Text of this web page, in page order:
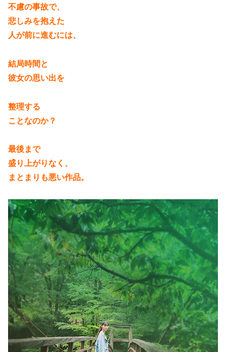
不慮の事故で、
悲しみを抱えた
人が前に進むには、
結局時間と
彼女の思い出を
整理する
ことなのか？
最後まで
盛り上がりなく、
まとまりも悪い作品。